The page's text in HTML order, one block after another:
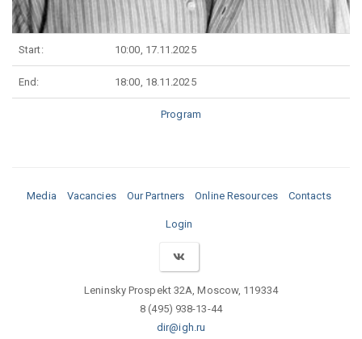
Start: 10:00, 17.11.2025
End: 18:00, 18.11.2025
Program
Media Vacancies Our Partners Online Resources Contacts
Login
Leninsky Prospekt 32A, Moscow, 119334
8 (495) 938-13-44
dir@igh.ru